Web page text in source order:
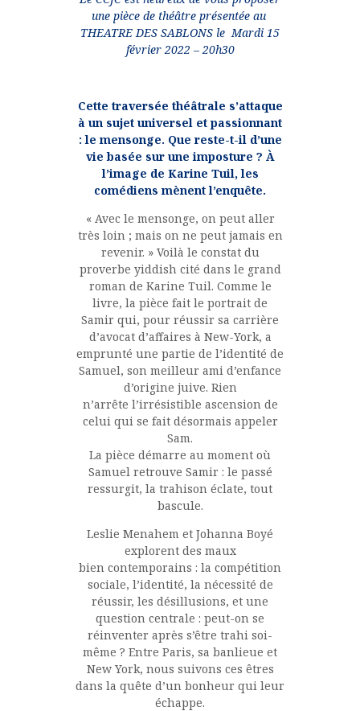
une pièce de théâtre présentée au
THEATRE DES SABLONS le Mardi 15
février 2022 – 20h30
Cette traversée théâtrale s’attaque
à un sujet universel et passionnant
: le mensonge. Que reste-t-il d’une
vie basée sur une imposture ? À
l’image de Karine Tuil, les
comédiens mènent l’enquête.
« Avec le mensonge, on peut aller
très loin ; mais on ne peut jamais en
revenir. » Voilà le constat du
proverbe yiddish cité dans le grand
roman de Karine Tuil. Comme le
livre, la pièce fait le portrait de
Samir qui, pour réussir sa carrière
d’avocat d’affaires à New-York, a
emprunté une partie de l’identité de
Samuel, son meilleur ami d’enfance
d’origine juive. Rien
n’arrête l’irrésistible ascension de
celui qui se fait désormais appeler
Sam.
La pièce démarre au moment où
Samuel retrouve Samir : le passé
ressurgit, la trahison éclate, tout
bascule.
Leslie Menahem et Johanna Boyé
explorent des maux
bien contemporains : la compétition
sociale, l’identité, la nécessité de
réussir, les désillusions, et une
question centrale : peut-on se
réinventer après s’être trahi soi-
même ? Entre Paris, sa banlieue et
New York, nous suivons ces êtres
dans la quête d’un bonheur qui leur
échappe.